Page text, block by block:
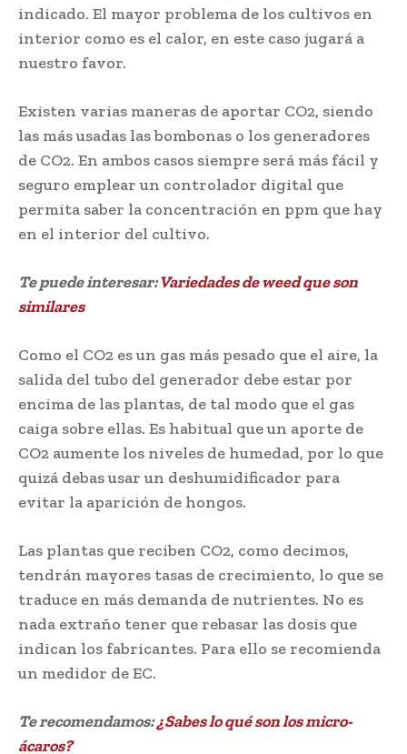
indicado. El mayor problema de los cultivos en
interior como es el calor, en este caso jugará a
nuestro favor.
Existen varias maneras de aportar CO2, siendo
las más usadas las bombonas o los generadores
de CO2. En ambos casos siempre será más fácil y
seguro emplear un controlador digital que
permita saber la concentración en ppm que hay
en el interior del cultivo.
Te puede interesar:Variedades de weed que son
similares
Como el CO2 es un gas más pesado que el aire, la
salida del tubo del generador debe estar por
encima de las plantas, de tal modo que el gas
caiga sobre ellas. Es habitual que un aporte de
CO2 aumente los niveles de humedad, por lo que
quizá debas usar un deshumidificador para
evitar la aparición de hongos.
Las plantas que reciben CO2, como decimos,
tendrán mayores tasas de crecimiento, lo que se
traduce en más demanda de nutrientes. No es
nada extraño tener que rebasar las dosis que
indican los fabricantes. Para ello se recomienda
un medidor de EC.
Te recomendamos:¿Sabes lo qué son los micro-
ácaros?